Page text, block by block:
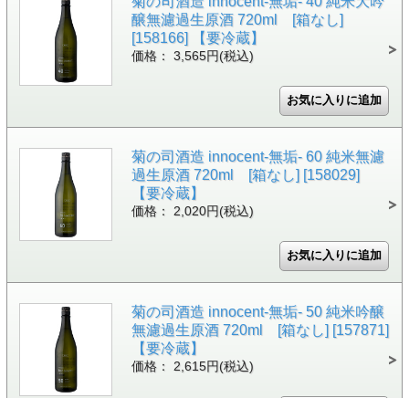
醸無濾過生原酒 720ml [箱なし]
[158166] 【要冷蔵】
価格： 3,565円(税込)
菊の司酒造 innocent-無垢- 60 純米無濾
過生原酒 720ml [箱なし] [158029]
【要冷蔵】
価格： 2,020円(税込)
菊の司酒造 innocent-無垢- 50 純米吟醸
無濾過生原酒 720ml [箱なし] [157871]
【要冷蔵】
価格： 2,615円(税込)